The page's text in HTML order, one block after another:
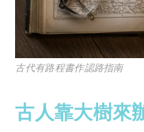
古代有路程書作認路指南
古人靠大樹來